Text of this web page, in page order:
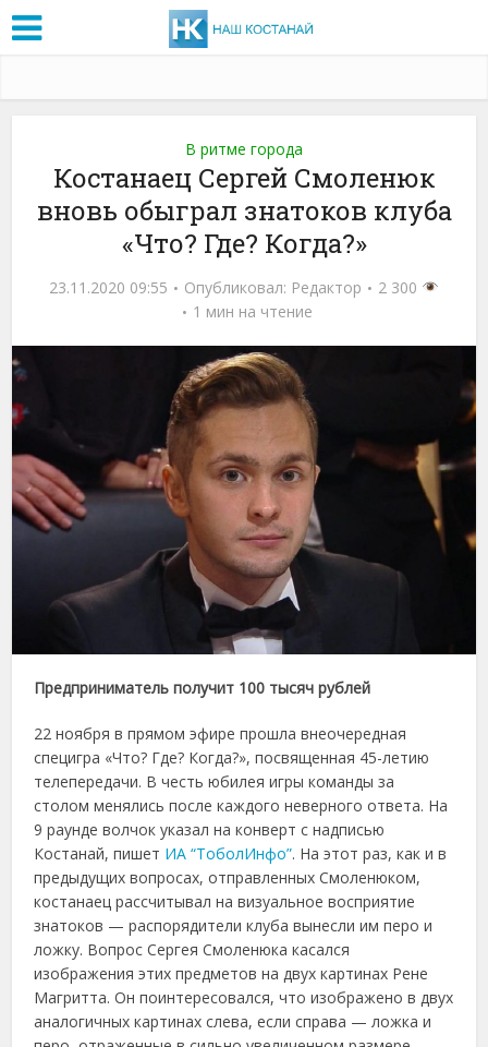
В ритме города
Костанаец Сергей Смоленюк
вновь обыграл знатоков клуба
«Что? Где? Когда?»
23.11.2020 09:55 Опубликовал: Редактор
2 300
1 мин на чтение
Предприниматель получит 100 тысяч рублей
22 ноября в прямом эфире прошла внеочередная
специгра «Что? Где? Когда?», посвященная 45-летию
телепередачи. В честь юбилея игры команды за
столом менялись после каждого неверного ответа. На
9 раунде волчок указал на конверт с надписью
Костанай, пишет ИА “ТоболИнфо”. На этот раз, как и в
предыдущих вопросах, отправленных Смоленюком,
костанаец рассчитывал на визуальное восприятие
знатоков — распорядители клуба вынесли им перо и
ложку. Вопрос Сергея Смоленюка касался
изображения этих предметов на двух картинах Рене
Магритта. Он поинтересовался, что изображено в двух
аналогичных картинах слева, если справа — ложка и